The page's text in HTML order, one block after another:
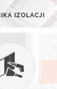
IZOLACJI